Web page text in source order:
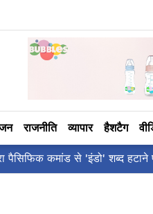
राजनीति व्यापार हैशटैग
पर उठे सवालों का मज़ाकिया